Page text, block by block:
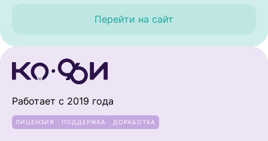
Перейти на сайт
Работает с 2019 года
ЛИЦЕНЗИЯ ПОДДЕРЖКА ДОРАБОТКА